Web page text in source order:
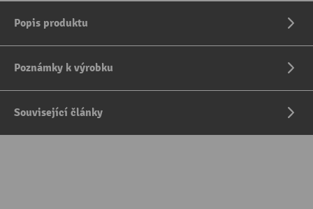
Popis produktu
Poznámky k výrobku
Související články